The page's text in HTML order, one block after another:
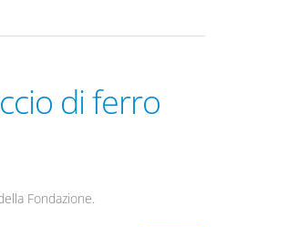
di ferro
Fondazione.